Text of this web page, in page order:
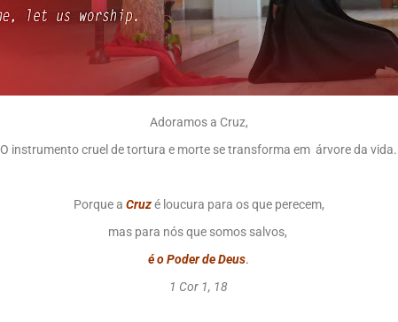
Adoramos a Cruz,
O instrumento cruel de tortura e morte se transforma em árvore da vida.
Porque a Cruz é loucura para os que perecem,
mas para nós que somos salvos,
é o Poder de Deus.
1 Cor 1, 18